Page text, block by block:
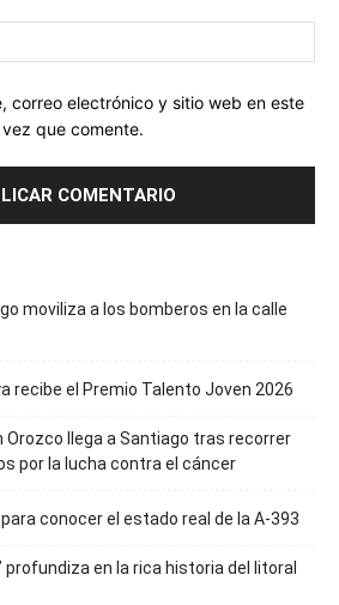
correo electrónico y sitio web en este
que comente.
moviliza a los bomberos en la calle
recibe el Premio Talento Joven 2026
Orozco llega a Santiago tras recorrer
por la lucha contra el cáncer
conocer el estado real de la A-393
profundiza en la rica historia del litoral